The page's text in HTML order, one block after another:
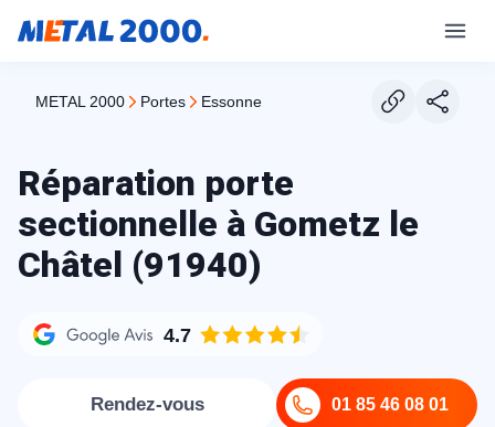
METAL 2000 portes essonne
Réparation porte
sectionnelle à Gometz le
Châtel (91940)
4.7
01 85 46 08 01
Rendez-vous